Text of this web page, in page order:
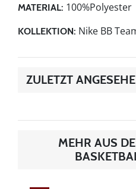
MATERIAL: 100%Polyester
KOLLEKTION: Nike BB
ZULETZT
MEHR AUS